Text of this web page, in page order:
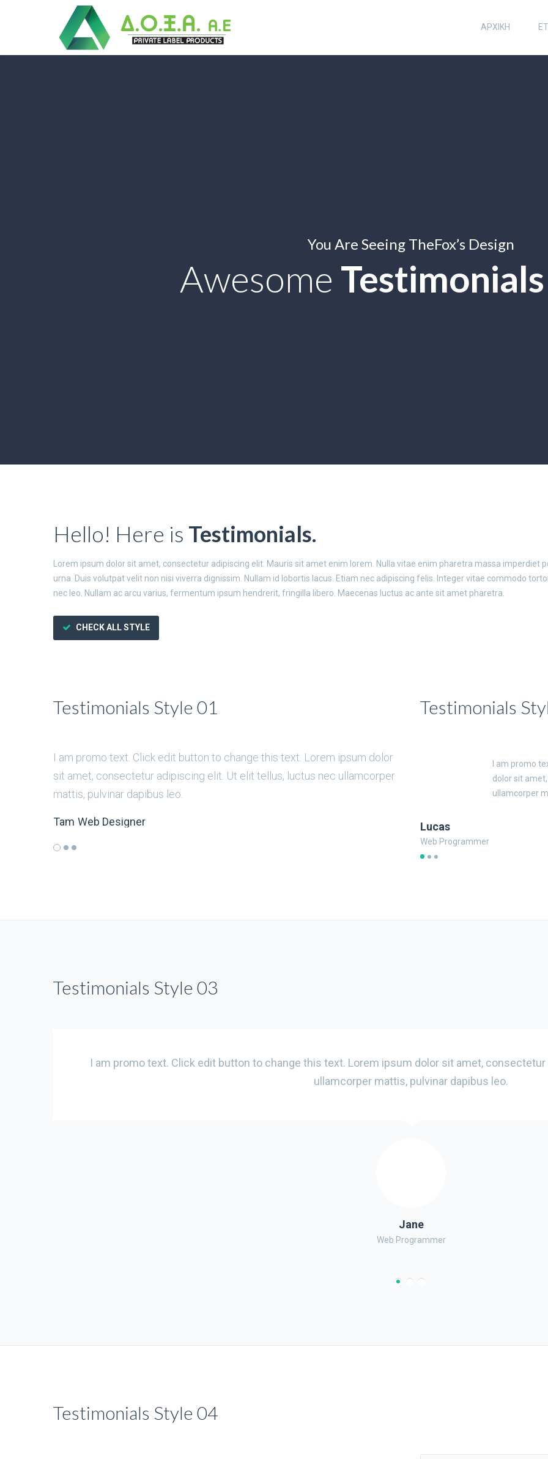
ΑΡΧΙΚΗ
You Are Seeing TheFox’s Design
Awesome
Hello! Here is Testimonials.
Lorem ipsum dolor sit amet, consectetur adipiscing elit. Mauris sit amet enim lorem. Nulla vitae enim pharetra massa
urna. Duis volutpat velit non nisi viverra dignissim. Nullam id lobortis lacus. Etiam nec adipiscing felis. Integer vitae commodo
nec leo. Nullam ac arcu varius, fermentum ipsum hendrerit, fringilla libero. Maecenas luctus ac ante sit amet pharetra.
CHECK ALL STYLE
Testimonials Style 01
I am promo text. Click edit button to change this text. Lorem ipsum dolor
sit amet, consectetur adipiscing elit. Ut elit tellus, luctus nec ullamcorper
mattis, pulvinar dapibus leo.
Tam Web Designer
I am promo text. Click edit
sit amet, consectetur
mattis, pulvinar dapibus leo.
Lucas Web Programmer
Testimonials
I am promo
dolor sit
ullamcorper
Lucas
Web Programmer
Testimonials Style 03
I am promo text. Click edit button to change this text. Lorem ipsum dolor sit amet,
ullamcorper mattis, pulvinar dapibus leo.
Jane
Web Programmer
Testimonials Style 04